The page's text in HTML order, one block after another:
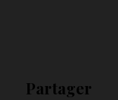
Partager